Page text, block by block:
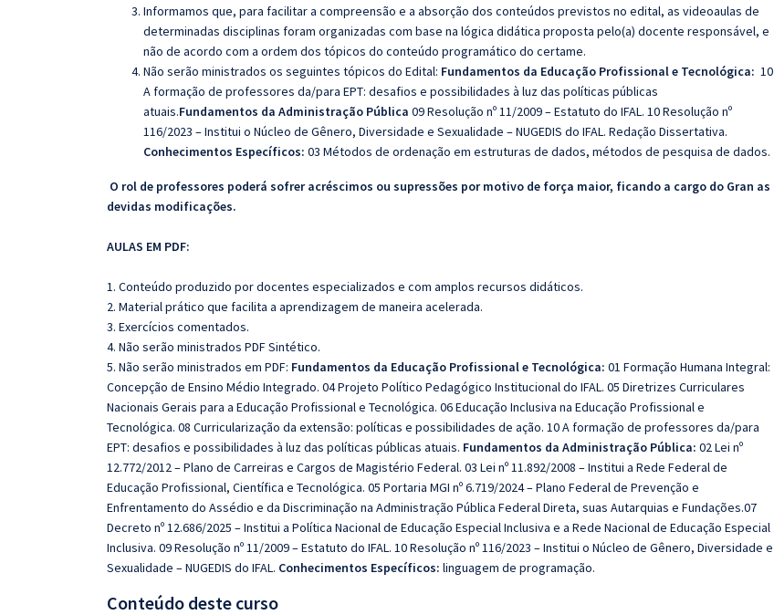
Informamos que, para facilitar a compreensão e a absorção dos conteúdos previstos no edital, as videoaulas de
determinadas disciplinas foram organizadas com base na lógica didática proposta pelo(a) docente responsável, e
não de acordo com a ordem dos tópicos do conteúdo programático do certame.
Não serão ministrados os seguintes tópicos do Edital: Fundamentos da Educação Profissional e Tecnológica: 10
A formação de professores da/para EPT: desafios e possibilidades à luz das políticas públicas
atuais.Fundamentos da Administração Pública 09 Resolução nº 11/2009 – Estatuto do IFAL. 10 Resolução nº
116/2023 – Institui o Núcleo de Gênero, Diversidade e Sexualidade – NUGEDIS do IFAL. Redação Dissertativa.
Conhecimentos Específicos: 03 Métodos de ordenação em estruturas de dados, métodos de pesquisa de dados.
O rol de professores poderá sofrer acréscimos ou supressões por motivo de força maior, ficando a cargo do Gran as
devidas modificações.
AULAS EM PDF:
1. Conteúdo produzido por docentes especializados e com amplos recursos didáticos.
2. Material prático que facilita a aprendizagem de maneira acelerada.
3. Exercícios comentados.
4. Não serão ministrados PDF Sintético.
5. Não serão ministrados em PDF: Fundamentos da Educação Profissional e Tecnológica: 01 Formação Humana Integral:
Concepção de Ensino Médio Integrado. 04 Projeto Político Pedagógico Institucional do IFAL. 05 Diretrizes Curriculares
Nacionais Gerais para a Educação Profissional e Tecnológica. 06 Educação Inclusiva na Educação Profissional e
Tecnológica. 08 Curricularização da extensão: políticas e possibilidades de ação. 10 A formação de professores da/para
EPT: desafios e possibilidades à luz das políticas públicas atuais. Fundamentos da Administração Pública: 02 Lei nº
12.772/2012 – Plano de Carreiras e Cargos de Magistério Federal. 03 Lei nº 11.892/2008 – Institui a Rede Federal de
Educação Profissional, Científica e Tecnológica. 05 Portaria MGI nº 6.719/2024 – Plano Federal de Prevenção e
Enfrentamento do Assédio e da Discriminação na Administração Pública Federal Direta, suas Autarquias e Fundações.07
Decreto nº 12.686/2025 – Institui a Política Nacional de Educação Especial Inclusiva e a Rede Nacional de Educação Especial
Inclusiva. 09 Resolução nº 11/2009 – Estatuto do IFAL. 10 Resolução nº 116/2023 – Institui o Núcleo de Gênero, Diversidade e
Sexualidade – NUGEDIS do IFAL. Conhecimentos Específicos: linguagem de programação.
Conteúdo deste curso